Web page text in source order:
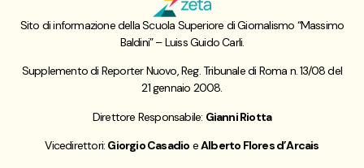
Sito di informazione della Scuola Superiore di Giornalismo “Massimo
Baldini” – Luiss Guido Carli.
Supplemento di Reporter Nuovo, Reg. Tribunale di Roma n. 13/08 del
21 gennaio 2008.
Direttore Responsabile: Gianni Riotta
Vicedirettori: Giorgio Casadio eAlberto Flores d’Arcais